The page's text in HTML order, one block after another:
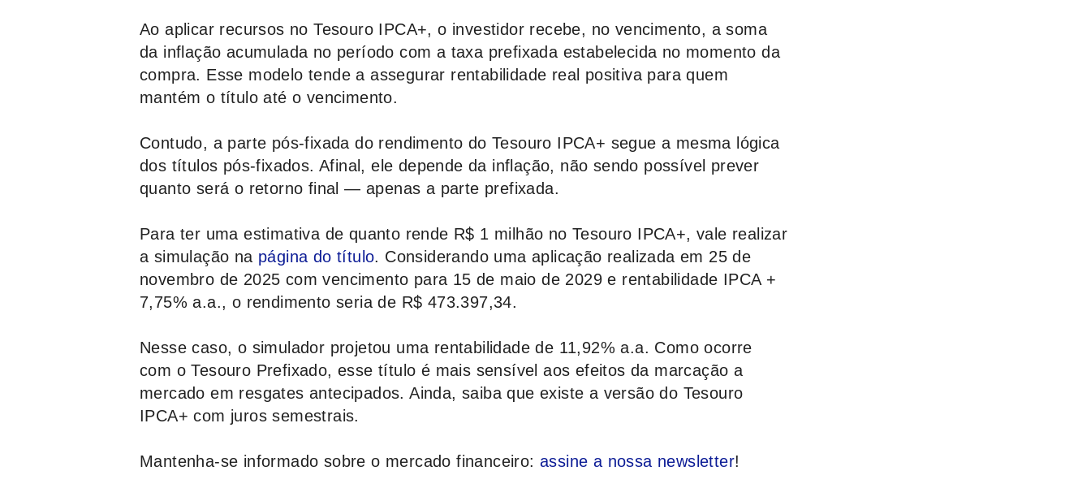
Ao aplicar recursos no Tesouro IPCA+, o investidor recebe, no vencimento, a soma
da inflação acumulada no período com a taxa prefixada estabelecida no momento da
compra. Esse modelo tende a assegurar rentabilidade real positiva para quem
mantém o título até o vencimento.
Contudo, a parte pós-fixada do rendimento do Tesouro IPCA+ segue a mesma lógica
dos títulos pós-fixados. Afinal, ele depende da inflação, não sendo possível prever
quanto será o retorno final — apenas a parte prefixada.
Para ter uma estimativa de quanto rende R$ 1 milhão no Tesouro IPCA+, vale realizar
a simulação na página do título. Considerando uma aplicação realizada em 25 de
novembro de 2025 com vencimento para 15 de maio de 2029 e rentabilidade IPCA +
7,75% a.a., o rendimento seria de R$ 473.397,34.
Nesse caso, o simulador projetou uma rentabilidade de 11,92% a.a. Como ocorre
com o Tesouro Prefixado, esse título é mais sensível aos efeitos da marcação a
mercado em resgates antecipados. Ainda, saiba que existe a versão do Tesouro
IPCA+ com juros semestrais.
Mantenha-se informado sobre o mercado financeiro: assine a nossa newsletter!